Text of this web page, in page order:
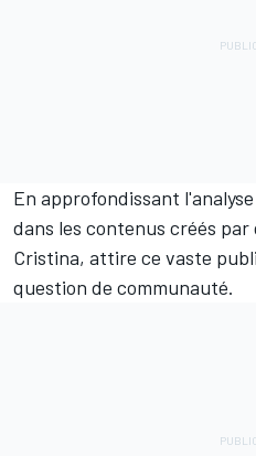
En approfondissant
dans les contenus créés
Cristina, attire ce vaste
question de communauté.